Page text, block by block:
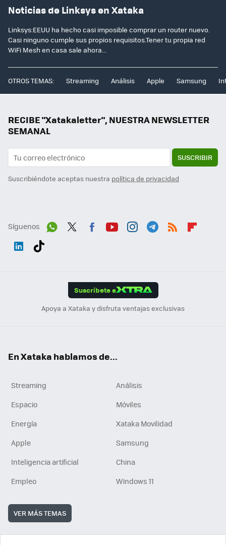
Noticias de Linksys en Xataka
Linksys:EEUU ha hecho casi imposible comprar un router nuevo.
Casi ninguno cumple sus propios requisitos.Tener tu propia red
WiFi Mesh en casa sale ahora...
OTROS TEMAS: Streaming Análisis Apple Samsung
RECIBE "Xatakaletter", NUESTRA NEWSLETTER
SEMANAL
SUSCRIBIR
Suscribiéndote aceptas nuestra política de privacidad
Síguenos
Suscríbete a
Apoya a Xataka y disfruta ventajas exclusivas
En Xataka hablamos de...
Streaming
Análisis
Espacio
Móviles
Energía
Xataka Movilidad
Apple
Samsung
Inteligencia artificial
China
Empleo
Windows 11
VER MÁS TEMAS